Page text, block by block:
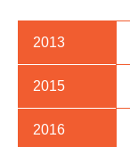
2013
2015
2016